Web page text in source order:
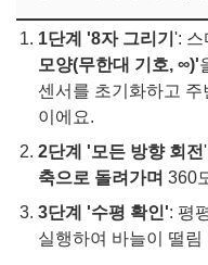
1단계 '8자 그리기 ': 스
모양(무한대 기호, ∞)'
센서를 초기화하고
이에요.
2단계 '모든 방향 회전
축으로 돌려가며 360
3단계 '수평 확인': 평
실행하여 바늘이 떨림